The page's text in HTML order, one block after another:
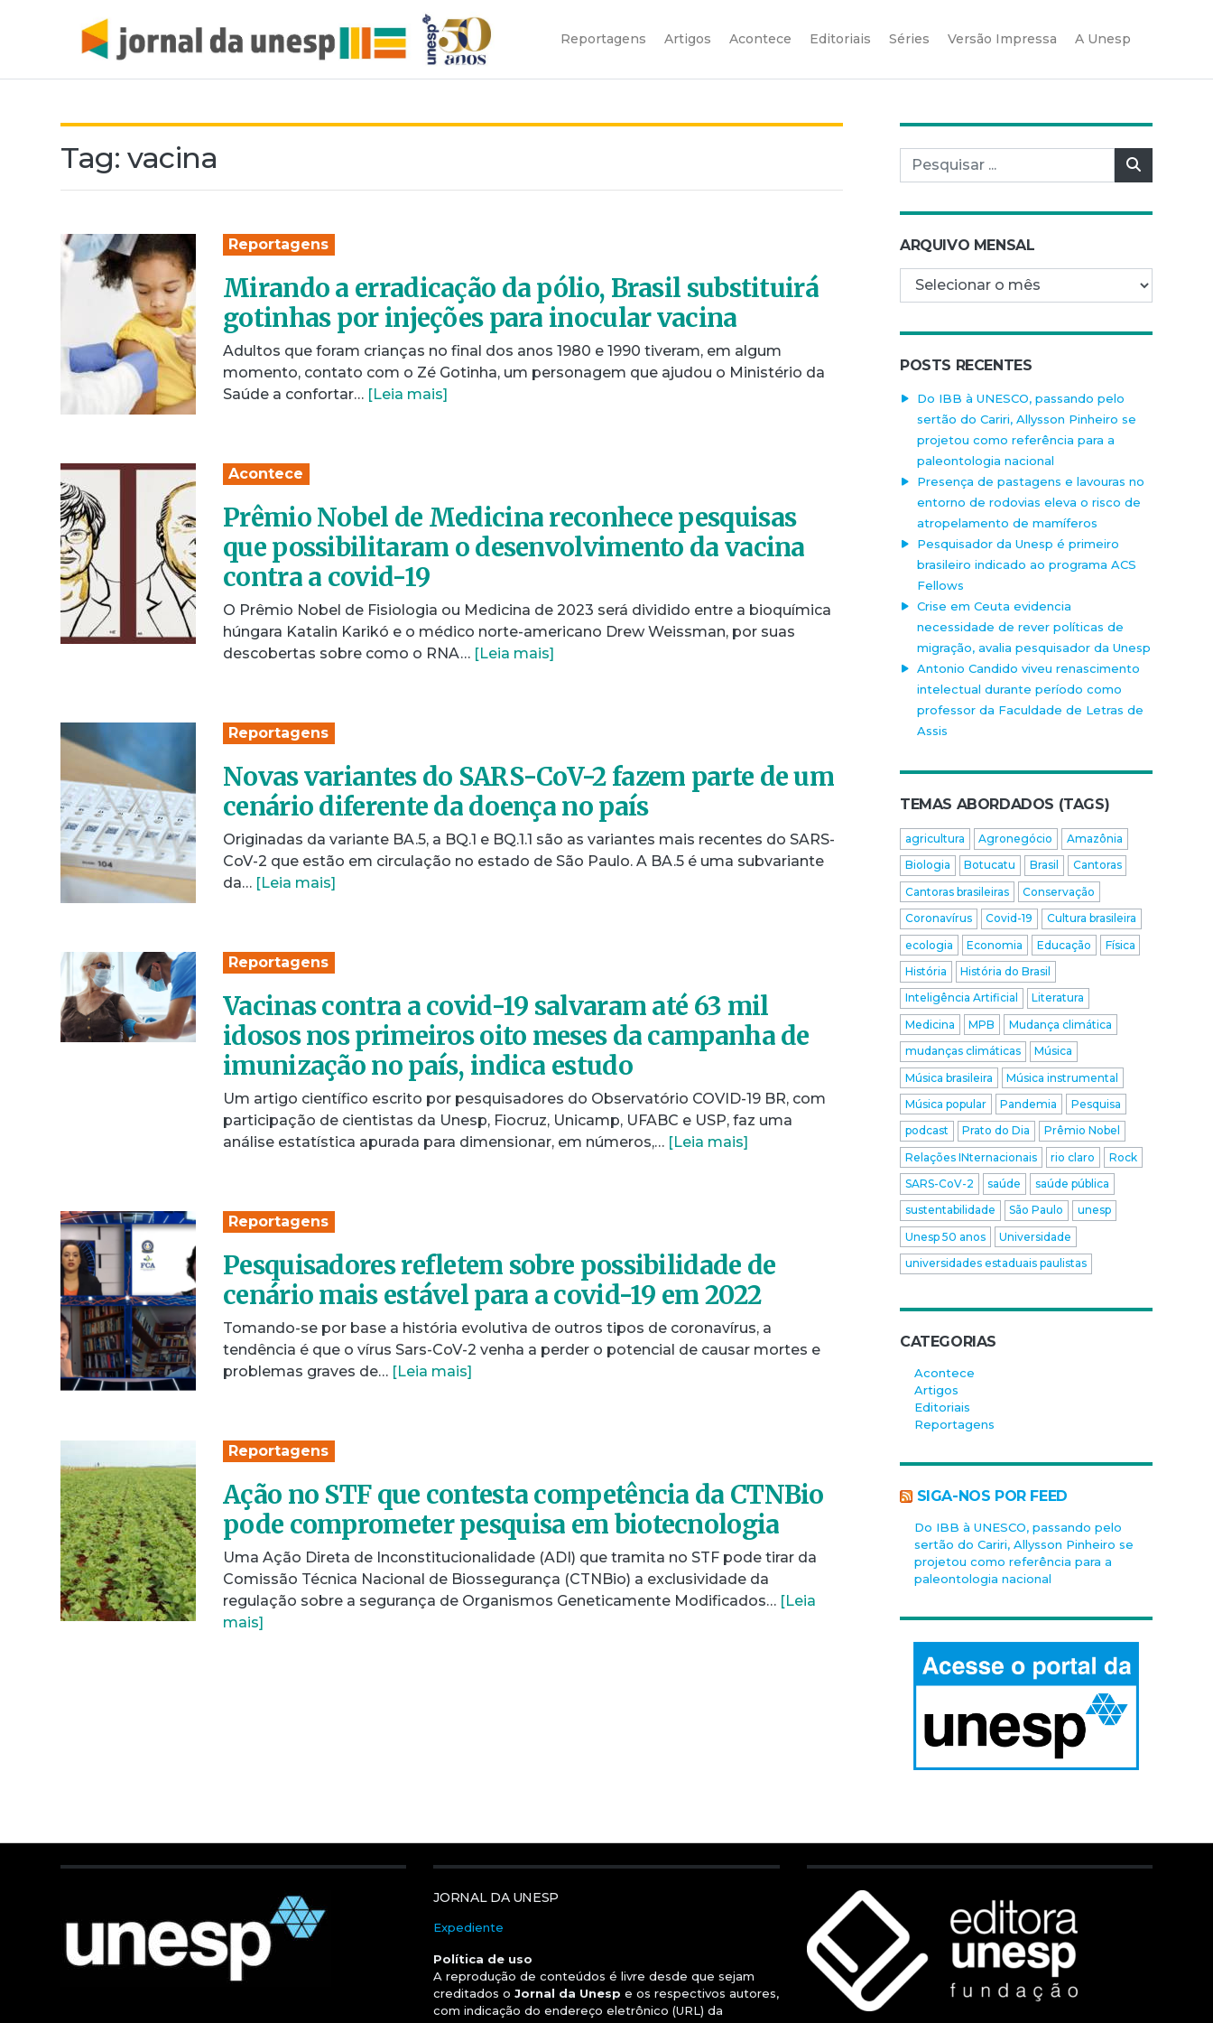
Reportagens Artigos Acontece Editoriais Séries Versão Impressa A Unesp
Tag: vacina
Reportagens
Mirando a erradicação da pólio, Brasil substituirá
gotinhas por injeções para inocular vacina
Adultos que foram crianças no final dos anos 1980 e 1990 tiveram, em algum
momento, contato com o Zé Gotinha, um personagem que ajudou o Ministério da
Saúde a confortar… [Leia mais]
Acontece
Prêmio Nobel de Medicina reconhece pesquisas
que possibilitaram o desenvolvimento da vacina
contra a covid-19
O Prêmio Nobel de Fisiologia ou Medicina de 2023 será dividido entre a bioquímica
húngara Katalin Karikó e o médico norte-americano Drew Weissman, por suas
descobertas sobre como o RNA… [Leia mais]
Reportagens
Novas variantes do SARS-CoV-2 fazem parte de um
cenário diferente da doença no país
Originadas da variante BA.5, a BQ.1 e BQ.1.1 são as variantes mais recentes do SARS-
CoV-2 que estão em circulação no estado de São Paulo. A BA.5 é uma subvariante
da… [Leia mais]
Reportagens
Vacinas contra a covid-19 salvaram até 63 mil
idosos nos primeiros oito meses da campanha de
imunização no país, indica estudo
Um artigo científico escrito por pesquisadores do Observatório COVID-19 BR, com
participação de cientistas da Unesp, Fiocruz, Unicamp, UFABC e USP, faz uma
análise estatística apurada para dimensionar, em números,… [Leia mais]
Reportagens
Pesquisadores refletem sobre possibilidade de
cenário mais estável para a covid-19 em 2022
Tomando-se por base a história evolutiva de outros tipos de coronavírus, a
tendência é que o vírus Sars-CoV-2 venha a perder o potencial de causar mortes e
problemas graves de… [Leia mais]
Reportagens
Ação no STF que contesta competência da CTNBio
pode comprometer pesquisa em biotecnologia
Uma Ação Direta de Inconstitucionalidade (ADI) que tramita no STF pode tirar da
Comissão Técnica Nacional de Biossegurança (CTNBio) a exclusividade da
regulação sobre a segurança de Organismos Geneticamente Modificados… [Leia
mais]
Pesquisar por:
ARQUIVO MENSAL
Arquivo mensal
POSTS RECENTES
Do IBB à UNESCO, passando pelo
sertão do Cariri, Allysson Pinheiro se
projetou como referência para a
paleontologia nacional
Presença de pastagens e lavouras no
entorno de rodovias eleva o risco de
atropelamento de mamíferos
Pesquisador da Unesp é primeiro
brasileiro indicado ao programa ACS
Fellows
Crise em Ceuta evidencia
necessidade de rever políticas de
migração, avalia pesquisador da Unesp
Antonio Candido viveu renascimento
intelectual durante período como
professor da Faculdade de Letras de
Assis
TEMAS ABORDADOS (TAGS)
agricultura Agronegócio
Amazônia
Biologia
Botucatu Brasil
Cantoras
Cantoras brasileiras
Conservação
Coronavírus
Covid-19
Cultura brasileira
ecologia
Economia Educação
Física
História
História do Brasil
Inteligência Artificial
Literatura
Medicina
MPB
Mudança climática
mudanças climáticas
Música
Música brasileira
Música instrumental
Música popular
Pandemia
Pesquisa
podcast
Prato do Dia
Prêmio Nobel
Relações INternacionais
rio claro
Rock
SARS-CoV-2
saúde
saúde pública
sustentabilidade
São Paulo
unesp
Unesp 50 anos
Universidade
universidades estaduais paulistas
CATEGORIAS
Acontece
Artigos
Editoriais
Reportagens
SIGA-NOS POR FEED
Do IBB à UNESCO, passando pelo
sertão do Cariri, Allysson Pinheiro se
projetou como referência para a
paleontologia nacional
JORNAL DA UNESP
Expediente
Política de uso
A reprodução de conteúdos é livre desde que sejam
creditados oJornal da Unesp e os respectivos autores,
com indicação do endereço eletrônico (URL) da